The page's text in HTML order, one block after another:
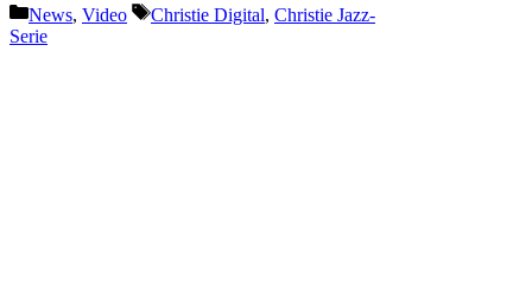
Kategorien
News, Video Schlagwörter
Christie Digital, Christie Jazz-
Serie